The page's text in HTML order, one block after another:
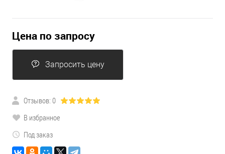
Цена по запросу
Запросить цену
Отзывов: 0
В избранное
Под заказ